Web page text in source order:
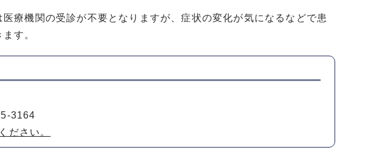
療機関の受診が不要となりますが、症状の変化が気になるなどで患
す。
3164
ださい。